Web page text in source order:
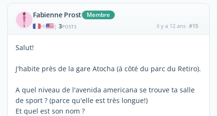
Fabienne Prost Membre
| 3POSTS il y a 12 ans #15
Salut!
J'habite près de la gare Atocha (à côté du parc du Retiro).
A quel niveau de l'avenida americana se trouve ta salle
de sport ? (parce qu'elle est très longue!)
Et quel est son nom ?